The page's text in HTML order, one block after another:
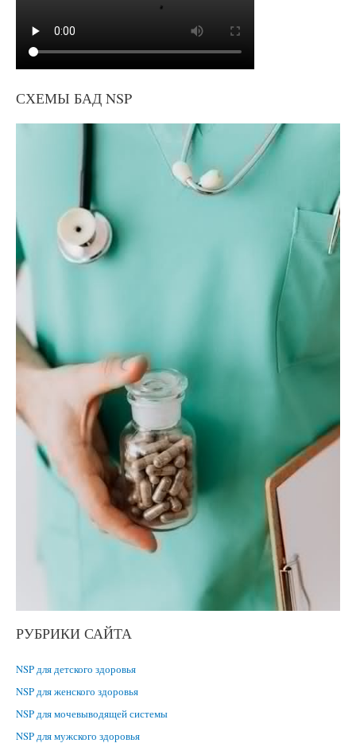
СХЕМЫ БАД NSP
РУБРИКИ САЙТА
NSP для детского здоровья
NSP для женского здоровья
NSP для мочевыводящей системы
NSP для мужского здоровья